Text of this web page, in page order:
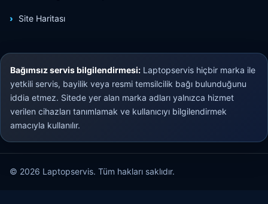
Site Haritası
Bağımsız servis bilgilendirmesi: Laptopservis hiçbir marka ile
yetkili servis, bayilik veya resmi temsilcilik bağı bulunduğunu
iddia etmez. Sitede yer alan marka adları yalnızca hizmet
verilen cihazları tanımlamak ve kullanıcıyı bilgilendirmek
amacıyla kullanılır.
© 2026 Laptopservis. Tüm hakları saklıdır.